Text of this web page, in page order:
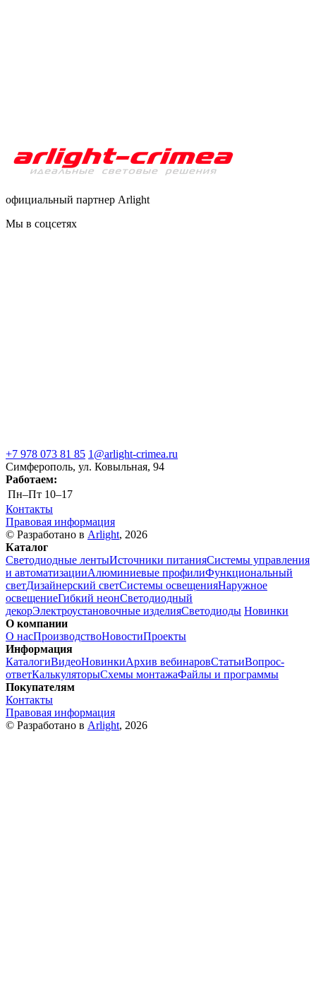
официальный партнер Arlight
Мы в соцсетях
+7 978 073 81 85 1@arlight-crimea.ru
Симферополь, ул. Ковыльная, 94
Работаем:
Пн–Пт 10–17
Контакты
Правовая информация
© Разработано в Arlight, 2026
Каталог
Светодиодные лентыИсточники питанияСистемы управления
и автоматизацииАлюминиевые профилиФункциональный
светДизайнерский светСистемы освещенияНаружное
освещениеГибкий неонСветодиодный
декорЭлектроустановочные изделияСветодиоды Новинки
О компании
О насПроизводствоНовостиПроекты
Информация
КаталогиВидеоНовинкиАрхив вебинаровСтатьиВопрос-
ответКалькуляторыСхемы монтажаФайлы и программы
Покупателям
Контакты
Правовая информация
© Разработано в Arlight, 2026